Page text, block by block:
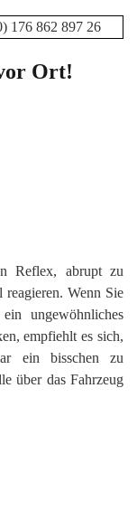
Ort!
Reflex, abrupt zu
Wenn Sie
ungewöhnliches
empfiehlt es sich,
ein bisschen zu
über das Fahrzeug